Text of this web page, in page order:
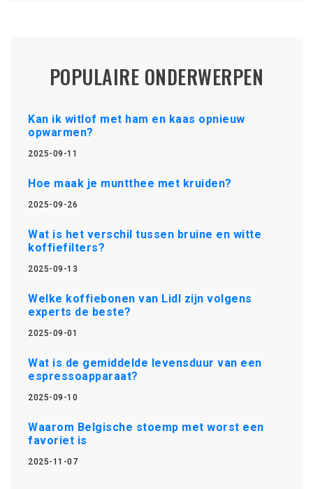
POPULAIRE ONDERWERPEN
Kan ik witlof met ham en kaas opnieuw
opwarmen?
2025-09-11
Hoe maak je muntthee met kruiden?
2025-09-26
Wat is het verschil tussen bruine en witte
koffiefilters?
2025-09-13
Welke koffiebonen van Lidl zijn volgens
experts de beste?
2025-09-01
Wat is de gemiddelde levensduur van een
espressoapparaat?
2025-09-10
Waarom Belgische stoemp met worst een
favoriet is
2025-11-07